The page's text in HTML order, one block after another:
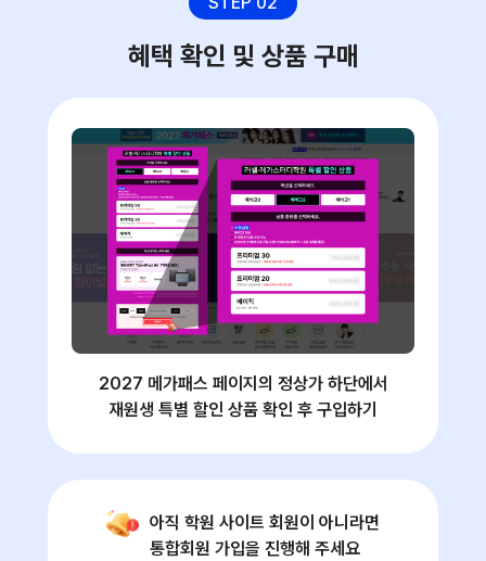
혜택 확인 및 상품 구매
2027 메가패스 페이지의 정상가 하단에서
재원생 특별 할인 상품 확인 후 구입하기
아직 학원 사이트 회원이 아니라면
통합회원 가입을 진행해 주세요